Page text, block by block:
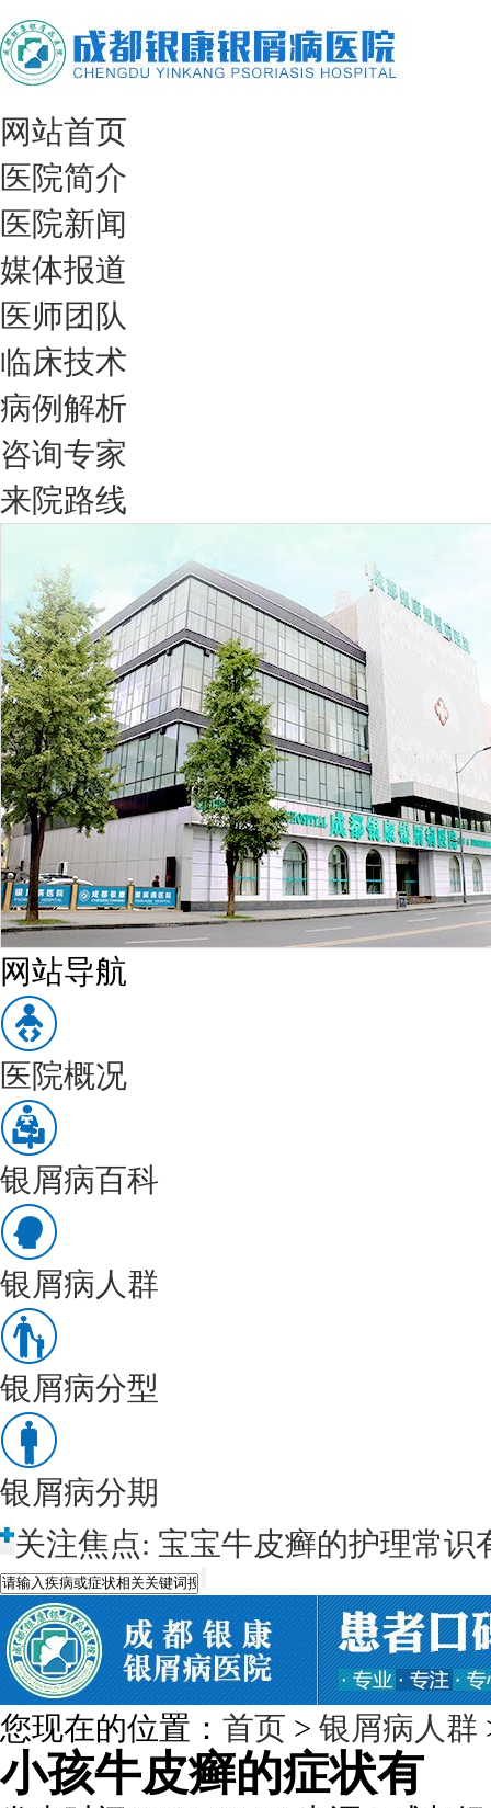
网站首页
医院简介
医院新闻
媒体报道
医师团队
临床技术
病例解析
咨询专家
来院路线
网站导航
医院概况
银屑病百科
银屑病人群
银屑病分型
银屑病分期
关注焦点: 宝宝牛皮癣的护理常识
您现在的位置： 首页 > 银屑病人群
小孩牛皮癣的症状有